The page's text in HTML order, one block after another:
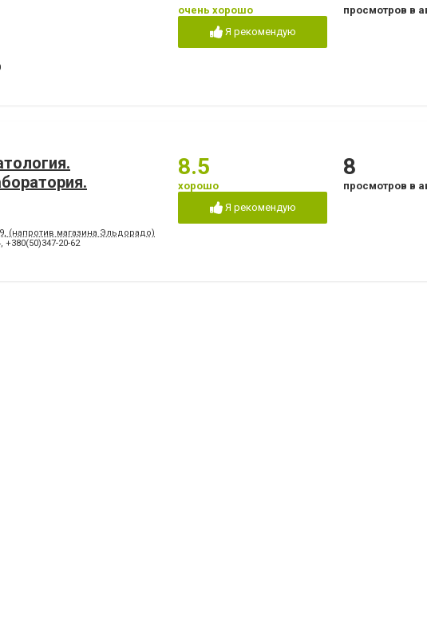
очень хорошо
Я рекомендую
просмотров в
(напротив магазина Эльдорадо)
, +380(50)347-20-62
8.5
хорошо
Я рекомендую
8
просмотров в